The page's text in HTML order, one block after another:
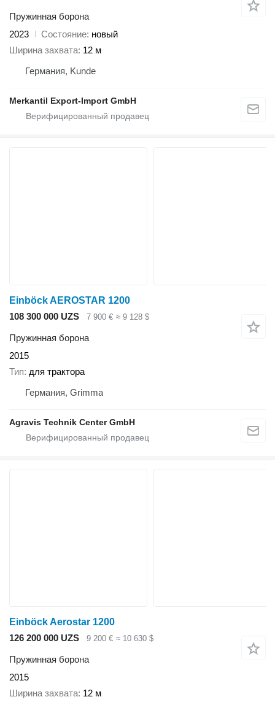
Пружинная борона
2023
Состояние новый
Ширина захвата 12 м
Германия, Kunde
Merkantil Export-Import GmbH
Einböck AEROSTAR 1200
108 300 000 UZS
7 900 € ≈ 9 128 $
Пружинная борона
2015
Тип для трактора
Германия, Grimma
Agravis Technik Center GmbH
Einböck Aerostar 1200
126 200 000 UZS
9 200 € ≈ 10 630 $
Пружинная борона
2015
Ширина захвата 12 м